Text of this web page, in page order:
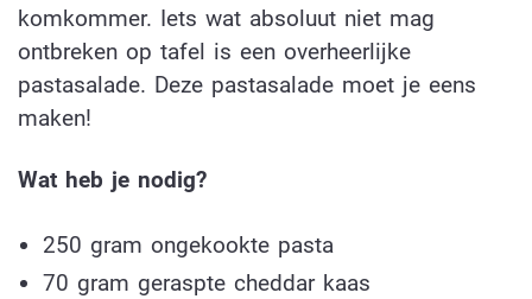
komkommer. Iets wat absoluut niet mag
ontbreken op tafel is een overheerlijke
pastasalade. Deze pastasalade moet je eens
maken!
Wat heb je nodig?
250 gram ongekookte pasta
70 gram geraspte cheddar kaas